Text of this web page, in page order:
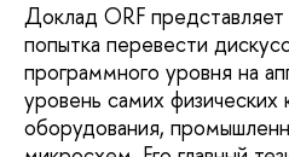
Доклад ORF
попытка перевести
программного уровня на
уровень самих физических
оборудования,